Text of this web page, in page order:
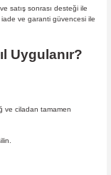
satış sonrası desteği ile
iade ve garanti güvencesi ile
Uygulanır?
ve ciladan tamamen